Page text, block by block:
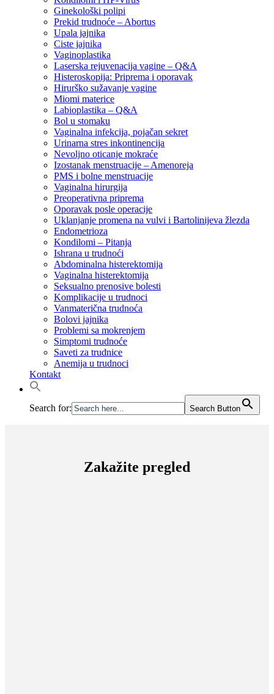
Ginekološki polipi
Prekid trudnoće – Abortus
Upala jajnika
Ciste jajnika
Vaginoplastika
Laserska rejuvenacija vagine – Q&A
Histeroskopija: Priprema i oporavak
Hirurško sužavanje vagine
Miomi materice
Labioplastika – Q&A
Bol u stomaku
Vaginalna infekcija, pojačan sekret
Urinarna stres inkontinencija
Nevoljno oticanje mokraće
Izostanak menstruacije – Amenoreja
PMS i bolne menstruacije
Vaginalna hirurgija
Preoperativna priprema
Oporavak posle operacije
Uklanjanje promena na vulvi i Bartolinijeva žlezda
Endometrioza
Kondilomi – Pitanja
Ishrana u trudnoći
Abdominalna histerektomija
Vaginalna histerektomija
Seksualno prenosive bolesti
Komplikacije u trudnoci
Vanmaterična trudnoća
Bolovi jajnika
Problemi sa mokrenjem
Simptomi trudnoće
Saveti za trudnice
Anemija u trudnoci
Kontakt
Search for: Search Button
Zakažite pregled